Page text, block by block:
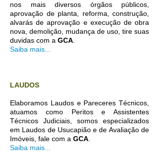
nos mais diversos órgãos públicos,
aprovação de planta, reforma, construção,
alvarás de aprovação e execução de obra
nova, demolição, mudança de uso, tire suas
duvidas com a GCA
Saiba mais...
LAUDOS
Elaboramos Laudos e Pareceres Técnicos,
atuamos como Peritos e Assistentes
Técnicos Judiciais, somos especializados
em Laudos de Usucapião e de Avaliação de
Imóveis, fale com a GCA
Saiba mais...